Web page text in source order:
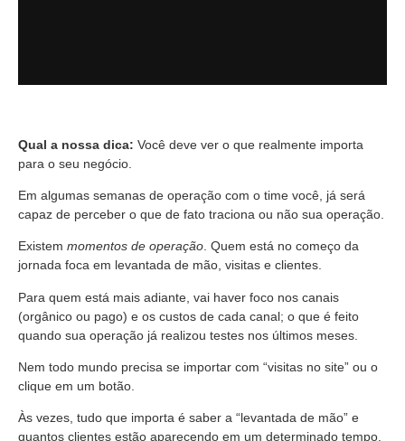
Qual a nossa dica: Você deve ver o que realmente importa
para o seu negócio.
Em algumas semanas de operação com o time você, já será
capaz de perceber o que de fato traciona ou não sua operação.
Existem momentos de operação. Quem está no começo da
jornada foca em levantada de mão, visitas e clientes.
Para quem está mais adiante, vai haver foco nos canais
(orgânico ou pago) e os custos de cada canal; o que é feito
quando sua operação já realizou testes nos últimos meses.
Nem todo mundo precisa se importar com “visitas no site” ou o
clique em um botão.
Às vezes, tudo que importa é saber a “levantada de mão” e
quantos clientes estão aparecendo em um determinado tempo.